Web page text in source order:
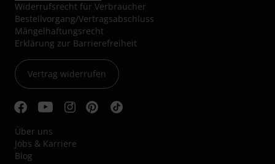
Widerrufsrecht für Verbraucher
Bestellvorgang/Vertragsabschluss
Mängelhaftungsrecht
Erklärung zur Barrierefreiheit
Vertrag widerrufen
Über uns
Jobs & Karriere
Blog